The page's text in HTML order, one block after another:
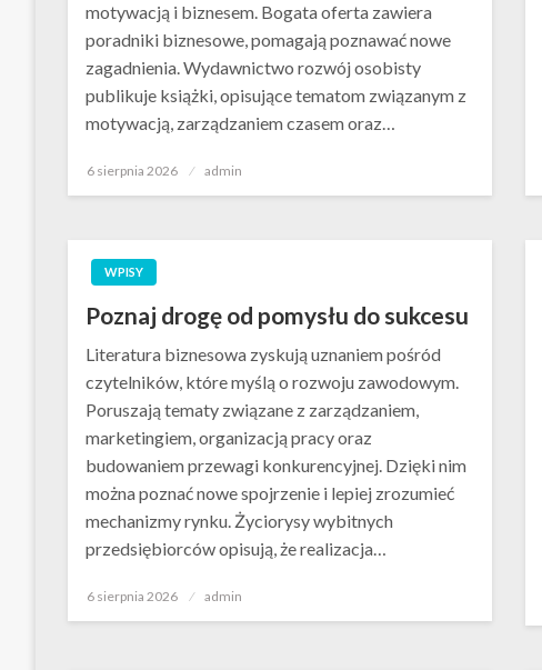
motywacją i biznesem. Bogata oferta zawiera
poradniki biznesowe, pomagają poznawać nowe
zagadnienia. Wydawnictwo rozwój osobisty
publikuje książki, opisujące tematom związanym z
motywacją, zarządzaniem czasem oraz…
Opublikowane
6 sierpnia 2026 admin
WPISY
Poznaj drogę od pomysłu do sukcesu
Literatura biznesowa zyskują uznaniem pośród
czytelników, które myślą o rozwoju zawodowym.
Poruszają tematy związane z zarządzaniem,
marketingiem, organizacją pracy oraz
budowaniem przewagi konkurencyjnej. Dzięki nim
można poznać nowe spojrzenie i lepiej zrozumieć
mechanizmy rynku. Życiorysy wybitnych
przedsiębiorców opisują, że realizacja…
Opublikowane
6 sierpnia 2026 admin